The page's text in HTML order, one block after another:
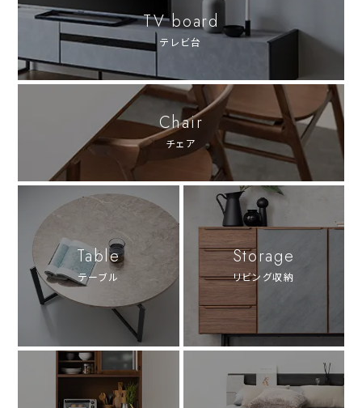
TV board
テレビ台
Chair
チェア
Table
テーブル
Storage
リビング収納